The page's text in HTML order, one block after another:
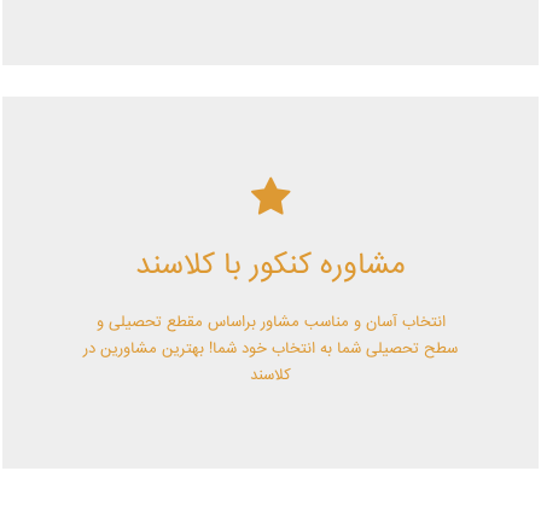
مشاوره کنکور با کلاسند
انتخاب آسان و مناسب مشاور براساس مقطع تحصیلی و
سطح تحصیلی شما به انتخاب خود شما! بهترین مشاورین در
کلاسند